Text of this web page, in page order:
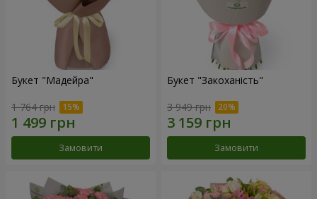
Букет "Мадейра"
1 764 грн
Замовити
Букет "Закоханість"
3 949 грн
Замовити